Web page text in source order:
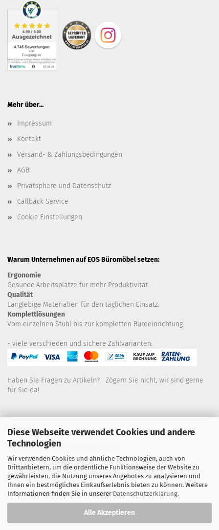
Diese Webseite verwendet Cookies und andere
Technologien
Wir verwenden Cookies und ähnliche Technologien, auch von
Drittanbietern, um die ordentliche Funktionsweise der Website zu
gewährleisten, die Nutzung unseres Angebotes zu analysieren und
Ihnen ein bestmögliches Einkaufserlebnis bieten zu können. Weitere
Informationen finden Sie in unserer Datenschutzerklärung.
Alle Akzeptieren
Mehr über...
Impressum
Kontakt
Versand- & Zahlungsbedingungen
AGB
Privatsphäre und Datenschutz
Callback Service
Cookie Einstellungen
Warum Unternehmen auf EOS Büromöbel setzen:
Ergonomie
Gesunde Arbeitsplätze für mehr Produktivität.
Qualität
Langlebige Materialien für den täglichen Einsatz.
Komplettlösungen
Vom einzelnen Stuhl bis zur kompletten Büroeinrichtung.
- viele verschieden und sichere Zahlvarianten:
Haben Sie Fragen zu Artikeln? Zögern Sie nicht, wir sind gerne
für Sie da!
Kontakt
Wir sind für Sie wie folgt erreichbar:
Montag bis Donnerstag von 9 bis 16 Uhr
Telefon: 02445-8517300
Email: office@eosgroup.de